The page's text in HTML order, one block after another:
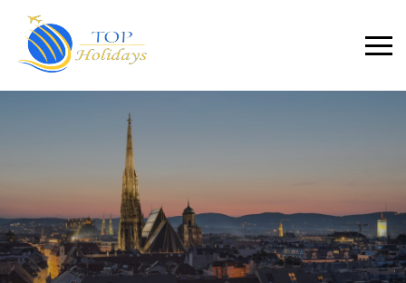
Primary
Menu